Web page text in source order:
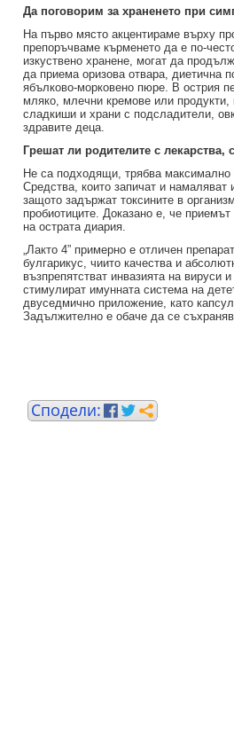
Да поговорим за храненето при
На първо място акцентираме върху
препоръчваме кърменето да е по-
изкуствено хранене, могат да
да приема оризова отвара, диетична
ябълково-морковено пюре. В острия
мляко, млечни кремове или
сладкиши и храни с подсладители,
здравите деца.
Грешат ли родителите с
Не са подходящи, трябва максимално
Средства, които запичат и
защото задържат токсините в
пробиотиците. Доказано е, че
на острата диария.
„Лакто 4” примерно е отличен
булгарикус, чиито качества и
възпрепятстват инвазията на вируси
стимулират имунната система на
двуседмично приложение, като
Задължително е обаче да се